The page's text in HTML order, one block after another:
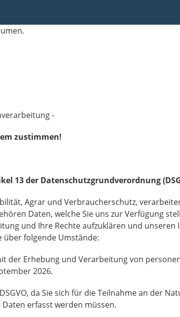
-
zustimmen!
13 der Datenschutzgrundverordnung
Agrar und Verbraucherschutz,
Daten, welche Sie uns zur Verfügung
und Ihre Rechte aufzuklären und
über folgende Umstände:
der Erhebung und Verarbeitung von
2026.
da Sie sich für die Teilnahme an der
erfasst werden müssen.